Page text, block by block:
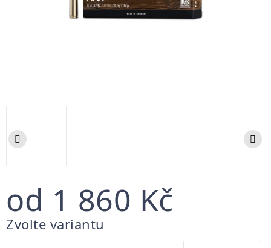
od 1 860 Kč
Měrná
Zvolte variantu